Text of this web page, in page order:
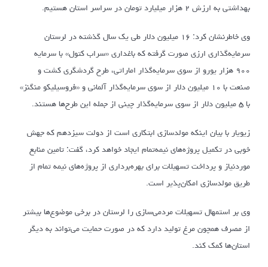
بهداشتی به ارزش ۲ هزار میلیارد تومان در سراسر استان هستیم.
وی خاطرنشان کرد: ۱۶ میلیون دلار طی یک سال گذشته در لرستان
سرمایه‌گذاری ارزی صورت گرفته که باغداری «سراب کتول» با سرمایه
۹۰۰ هزار یورو از سوی سرمایه‌گذار اماراتی، طرح گردشگری کشت و
صنعت با ۱۰ میلیون دلار از سوی سرمایه‌گذار آلمانی و «فروسیلیکو منگنز»
با ۵ میلیون دلار از سوی سرمایه‌گذار چینی از جمله این طرح‌ها هستند.
زیویار با بیان اینکه مولدسازی ابتکاری است از دولت سیزدهم که جهش
خوبی در تکمیل پروژه‌های نیمه‌تمام ایجاد خواهد کرد، گفت: تامین منابع
موردنیاز و پرداخت تسهیلات برای بهره‌برداری از پروژه‌های نیمه تمام از
طریق مولدسازی امکان‌پذیر است.
وی بر استمهال تسهیلات مردمی‌سازی را لرستان در برخی موضوع‌ها بیشتر
از مصرف همچون مرغ تولید دارد که در صورت حمایت می‌تواند به دیگر
استان‌ها کمک کند.